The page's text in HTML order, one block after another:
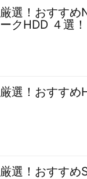
厳選！おすすめ
ークHDD ４選！
厳選！おすすめ
厳選！おすすめ